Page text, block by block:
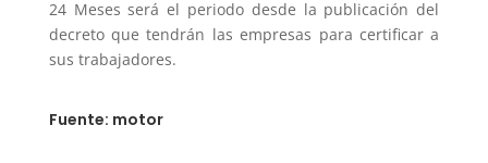
24 Meses será el periodo desde la publicación del
decreto que tendrán las empresas para certificar a
sus trabajadores.
Fuente: motor